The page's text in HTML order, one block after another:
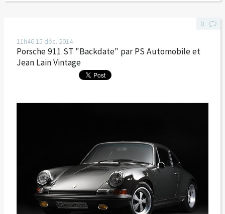
11h4615 déc. 2014
Porsche 911 ST "Backdate" par PS Automobile et
Jean Lain Vintage
0